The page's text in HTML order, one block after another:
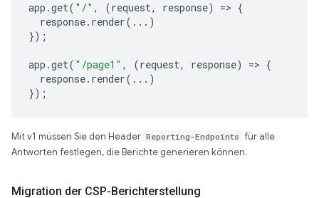
app .get( "/" , (request, response) => {
response. render(...)
});
app .get( "/page1" , (request, response) => {
response. render(...)
});
Mit v1 müssen Sie den Header Reporting-Endpoints für alle
Antworten festlegen, die Berichte generieren können.
Migration der CSP-Berichterstellung